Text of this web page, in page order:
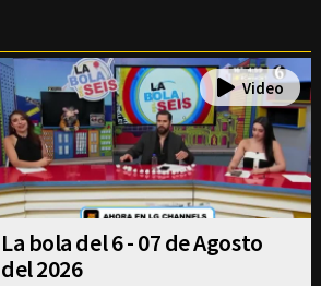
La bola del 6 - 07 de Agosto
del 2026